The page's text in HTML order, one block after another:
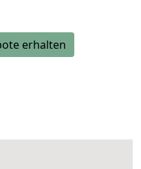
erhalten